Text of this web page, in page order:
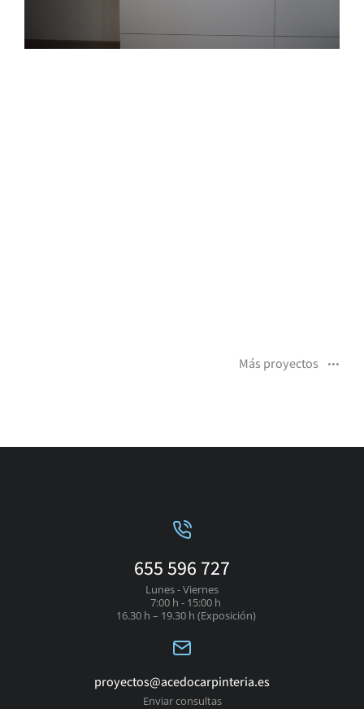
Más proyectos
655 596 727
Lunes - Viernes
7:00 h - 15:00 h
16.30 h – 19.30 h (Exposición)
proyectos@acedocarpinteria.es
Enviar consultas